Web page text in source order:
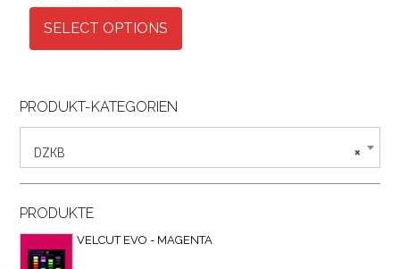
SELECT OPTIONS
mehrere
Varianten
Die
Optionen
der
PRODUKT-KATEGORIEN
×
DZKB
PRODUKTE
VELCUT EVO - MAGENTA